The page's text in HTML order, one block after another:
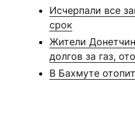
Исчерпали все
срок
Жители
долгов за газ,
В Бахмуте